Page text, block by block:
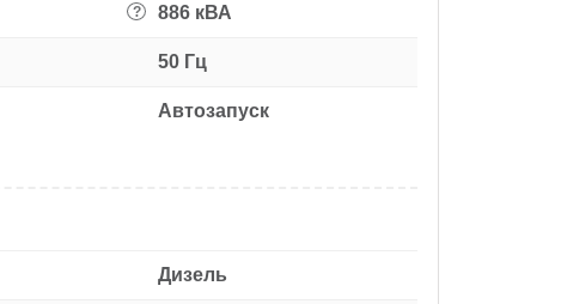
? 886 кВА
50 Гц
Автозапуск
Дизель